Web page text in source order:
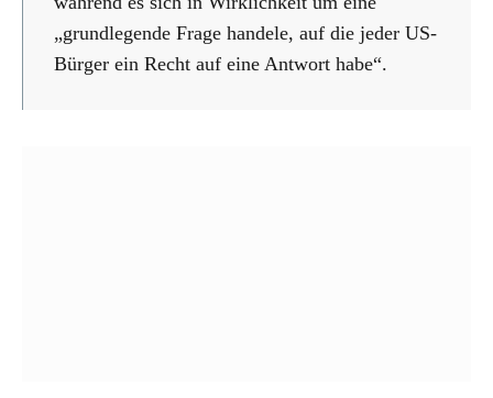
„grundlegende Frage handele, auf die jeder US-
Bürger ein Recht auf eine Antwort habe“.